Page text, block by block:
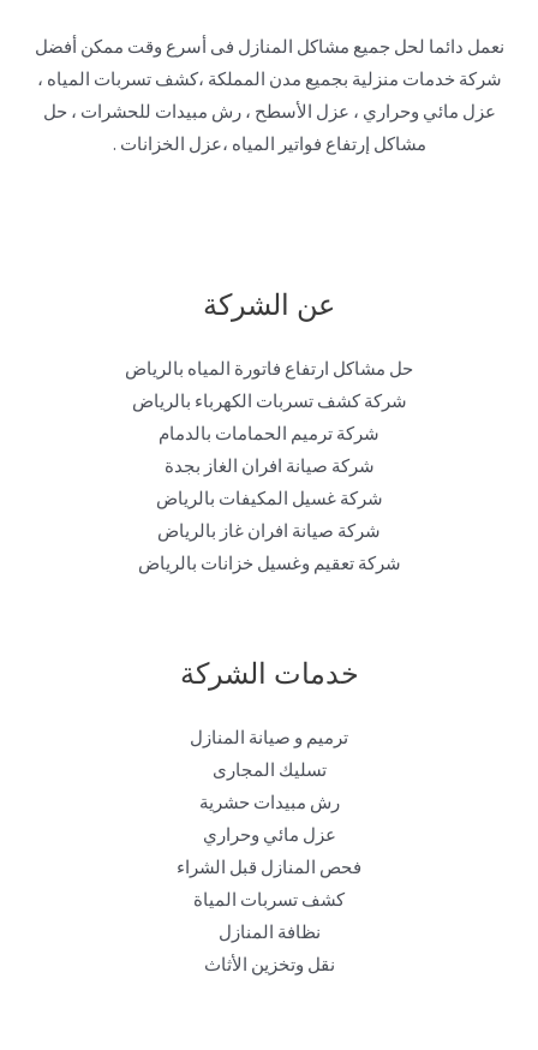
نعمل دائما لحل جميع مشاكل المنازل فى أسرع وقت ممكن أفضل
شركة خدمات منزلية بجميع مدن المملكة ،كشف تسربات المياه ،
عزل مائي وحراري ، عزل الأسطح ، رش مبيدات للحشرات ، حل
مشاكل إرتفاع فواتير المياه ،عزل الخزانات .
عن الشركة
حل مشاكل ارتفاع فاتورة المياه بالرياض
شركة كشف تسربات الكهرباء بالرياض
شركة ترميم الحمامات بالدمام
شركة صيانة افران الغاز بجدة
شركة غسيل المكيفات بالرياض
شركة صيانة افران غاز بالرياض
شركة تعقيم وغسيل خزانات بالرياض
خدمات الشركة
ترميم و صيانة المنازل
تسليك المجارى
رش مبيدات حشرية
عزل مائي وحراري
فحص المنازل قبل الشراء
كشف تسربات المياة
نظافة المنازل
نقل وتخزين الأثاث